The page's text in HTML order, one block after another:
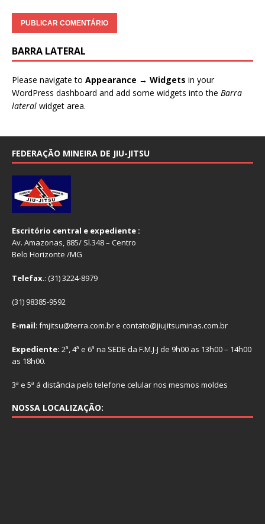
BARRA LATERAL
Please navigate to Appearance → Widgets in your
WordPress dashboard and add some widgets into the Barra
lateral widget area.
FEDERAÇÃO MINEIRA DE JIU-JITSU
Escritório central e expediente :
Av. Amazonas, 885/ Sl.348 – Centro
Belo Horizonte /MG
Telefax.: (31) 3224-8979
(31) 98385-9592
E-mail: fmjitsu@terra.com.br e contato@jiujitsuminas.com.br
Expediente: 2ª, 4ª e 6ª na SEDE da F.M.J-J de 9h00 as 13h00 – 14h00
as 18h00.
3ª e 5ª á distância pelo telefone celular nos mesmos moldes
NOSSA LOCALIZAÇÃO: